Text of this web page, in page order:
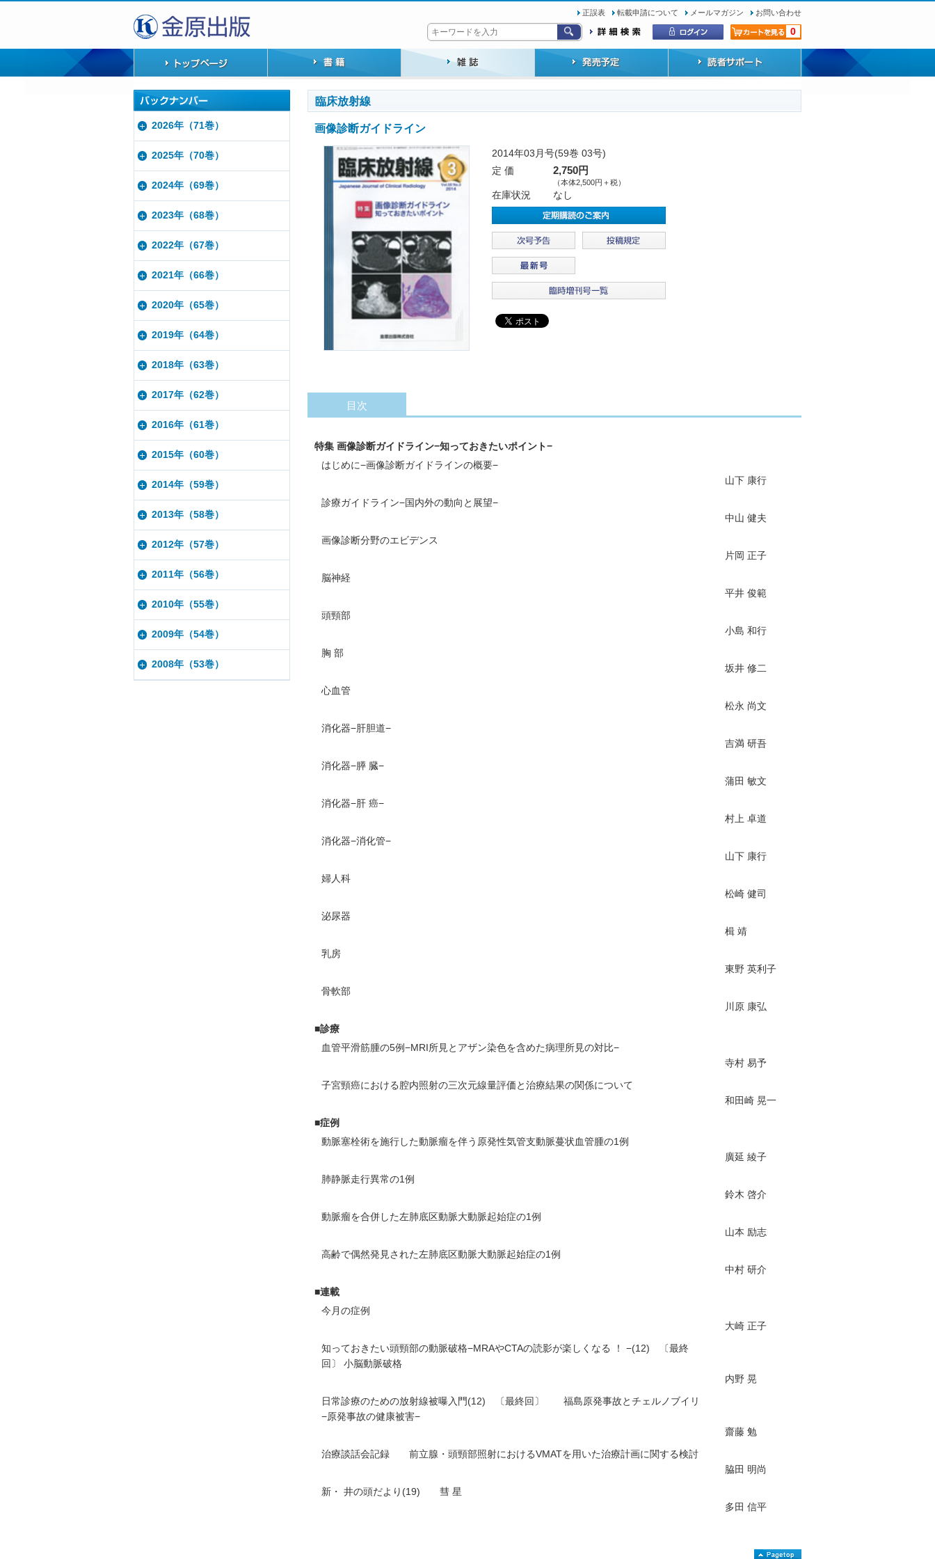
正誤表 転載申請について メールマガジン お問い合わせ
0
臨床放射線
画像診断ガイドライン
2014年03月号(59巻 03号)
定 価
2,750円
（本体2,500円＋税）
在庫状況 なし
目次
特集 画像診断ガイドライン−知っておきたいポイント−
はじめに−画像診断ガイドラインの概要−
山下 康行
診療ガイドライン−国内外の動向と展望−
中山 健夫
画像診断分野のエビデンス
片岡 正子
脳神経
平井 俊範
頭頸部
小島 和行
胸 部
坂井 修二
心血管
松永 尚文
消化器−肝胆道−
吉満 研吾
消化器−膵 臓−
蒲田 敏文
消化器−肝 癌−
村上 卓道
消化器−消化管−
山下 康行
婦人科
松崎 健司
泌尿器
楫 靖
乳房
東野 英利子
骨軟部
川原 康弘
■診療
血管平滑筋腫の5例−MRI所見とアザン染色を含めた病理所見の対比−
寺村 易予
子宮頸癌における腔内照射の三次元線量評価と治療結果の関係について
和田崎 晃一
■症例
動脈塞栓術を施行した動脈瘤を伴う原発性気管支動脈蔓状血管腫の1例
廣延 綾子
肺静脈走行異常の1例
鈴木 啓介
動脈瘤を合併した左肺底区動脈大動脈起始症の1例
山本 励志
高齢で偶然発見された左肺底区動脈大動脈起始症の1例
中村 研介
■連載
今月の症例
大崎 正子
知っておきたい頭頸部の動脈破格−MRAやCTAの読影が楽しくなる ！ −(12) 〔最終
回〕 小脳動脈破格
内野 晃
日常診療のための放射線被曝入門(12) 〔最終回〕 福島原発事故とチェルノブイリ
−原発事故の健康被害−
齋藤 勉
治療談話会記録 前立腺・頭頸部照射におけるVMATを用いた治療計画に関する検討
脇田 明尚
新・ 井の頭だより(19) 彗 星
多田 信平
2026年（71巻）
2025年（70巻）
2024年（69巻）
2023年（68巻）
2022年（67巻）
2021年（66巻）
2020年（65巻）
2019年（64巻）
2018年（63巻）
2017年（62巻）
2016年（61巻）
2015年（60巻）
2014年（59巻）
2013年（58巻）
2012年（57巻）
2011年（56巻）
2010年（55巻）
2009年（54巻）
2008年（53巻）